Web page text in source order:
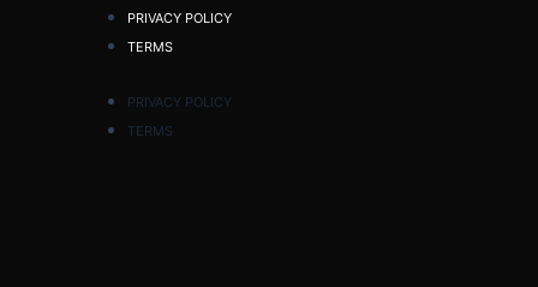
PRIVACY POLICY
TERMS
PRIVACY POLICY
TERMS